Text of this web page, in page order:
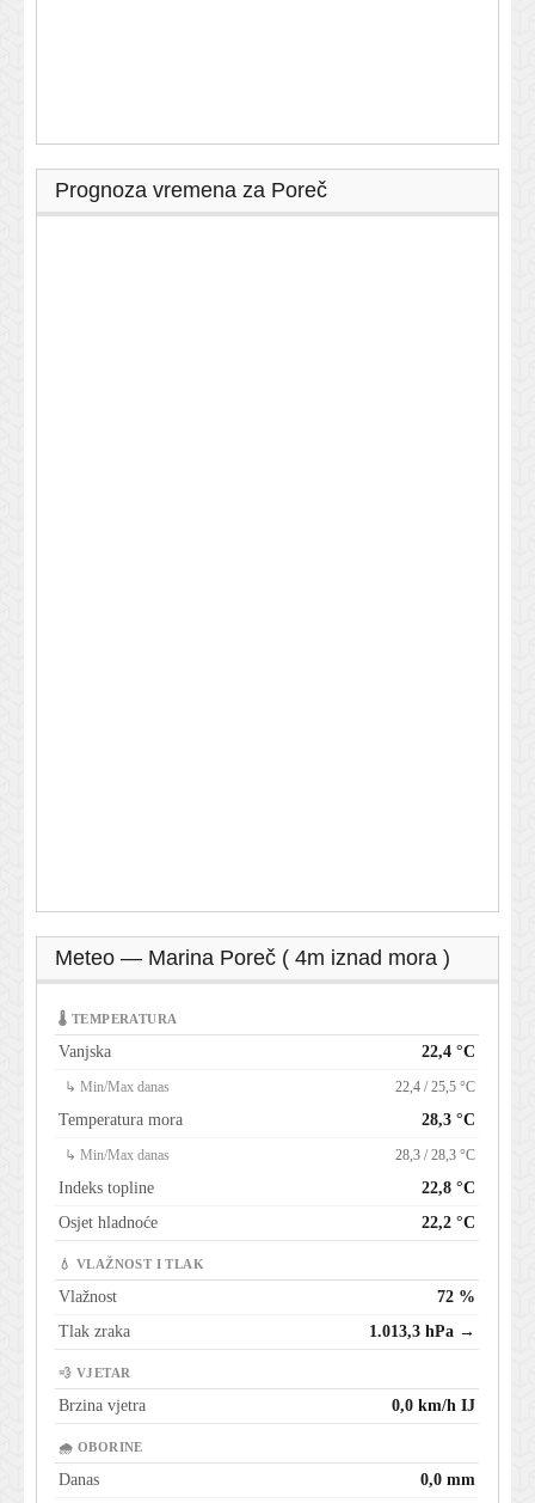
Prognoza vremena za Poreč
Meteo — Marina Poreč ( 4m iznad mora )
🌡 TEMPERATURA
Vanjska 22,4 °C
↳ Min/Max danas 22,4 / 25,5 °C
Temperatura mora 28,3 °C
↳ Min/Max danas 28,3 / 28,3 °C
Indeks topline
22,8 °C
Osjet hladnoće
22,2 °C
💧 VLAŽNOST I TLAK
Vlažnost
72 %
Tlak zraka
1.013,3 hPa →
💨 VJETAR
Brzina vjetra 0,0 km/h IJ
🌧 OBORINE
Danas
0,0 mm